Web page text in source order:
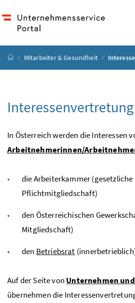
Startseite
Mitarbeiter & Gesundheit
Interessenvertretung
In Österreich werden die Interessen
Arbeitnehmerinnen/
die Arbeiterkammer (gesetzliche
Pflichtmitgliedschaft)
den Österreichischen
Mitgliedschaft)
den Betriebsrat
Auf der Seite von Unternehmen
übernehmen die